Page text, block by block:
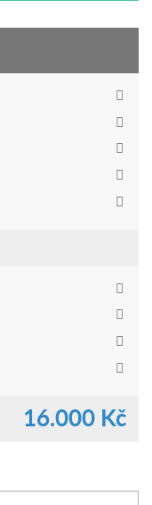
16.000 Kč